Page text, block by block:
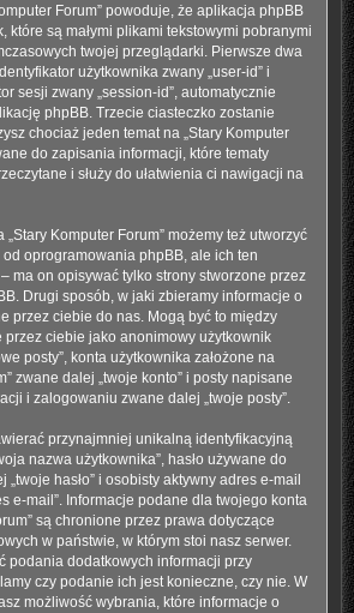
Forum” powoduje, że aplikacja phpBB
które są małymi plikami tekstowymi pobranymi
twojej przeglądarki. Pierwsze dwa
użytkownika zwany „user-id” i
sesji zwany „session-id”, automatycznie
phpBB. Trzecie ciasteczko zostanie
chociaż jeden temat na „Stary Komputer
do zapisania informacji, które tematy
i służy do ułatwienia ci nawigacji na
Komputer Forum” możemy też utworzyć
oprogramowania phpBB, ale ich ten
ma on opisywać tylko strony stworzone przez
Drugi sposób, w jaki zbieramy informacje o
przez ciebie do nas. Mogą być to między
przez ciebie jako anonimowy użytkownik
posty”, konta użytkownika założone na
zwane dalej „twoje konto” i posty napisane
i zalogowaniu zwane dalej „twoje posty”.
przynajmniej unikalną identyfikacyjną
nazwa użytkownika”, hasło używane do
hasło” i osobisty aktywny adres e-mail
e-mail”. Informacje podane dla twojego konta
są chronione przez prawa dotyczące
w państwie, w którym stoi nasz serwer.
podania dodatkowych informacji przy
czy podanie ich jest konieczne, czy nie. W
możliwość wybrania, które informacje o